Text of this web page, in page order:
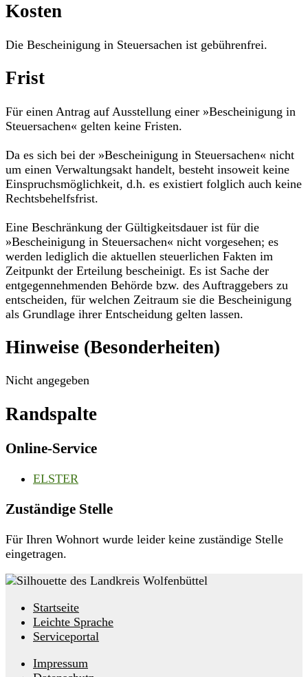
Kosten
Die Bescheinigung in Steuersachen ist gebührenfrei.
Frist
Für einen Antrag auf Ausstellung einer »Bescheinigung in
Steuersachen« gelten keine Fristen.
Da es sich bei der »Bescheinigung in Steuersachen« nicht
um einen Verwaltungsakt handelt, besteht insoweit keine
Einspruchsmöglichkeit, d.h. es existiert folglich auch keine
Rechtsbehelfsfrist.
Eine Beschränkung der Gültigkeitsdauer ist für die
»Bescheinigung in Steuersachen« nicht vorgesehen; es
werden lediglich die aktuellen steuerlichen Fakten im
Zeitpunkt der Erteilung bescheinigt. Es ist Sache der
entgegennehmenden Behörde bzw. des Auftraggebers zu
entscheiden, für welchen Zeitraum sie die Bescheinigung
als Grundlage ihrer Entscheidung gelten lassen.
Hinweise (Besonderheiten)
Nicht angegeben
Randspalte
Online-Service
ELSTER
Zuständige Stelle
Für Ihren Wohnort wurde leider keine zuständige Stelle
eingetragen.
Startseite
Leichte Sprache
Serviceportal
Impressum